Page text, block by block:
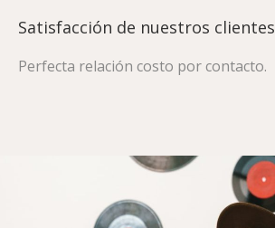
Satisfacción de nuestros clientes
Perfecta relación costo por contacto.